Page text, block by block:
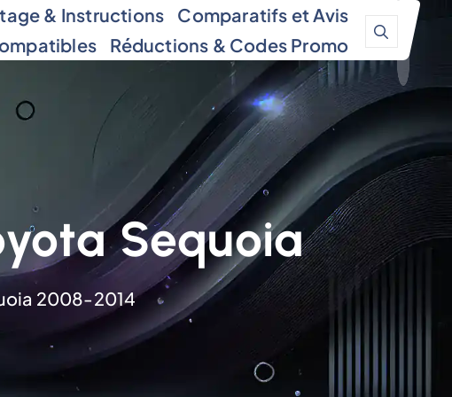
& Instructions
Comparatifs et Avis
Réductions & Codes Promo
Sequoia
2008-2014